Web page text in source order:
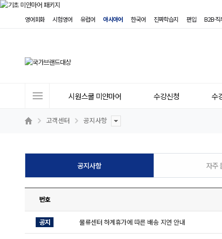
영어회화 시험영어 유럽어 아시아어 한국어 진짜학습지 편입 B2B·
트
시원스쿨 미얀마어 수강신청 수
고객센터 공지사항
공지사항 자주
번호
공지 물류센터 하계휴가에 따른 배송 지연 안내